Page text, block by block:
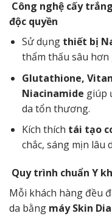
Công nghệ cấy
độc quyền
Sử dụng thiết bị
thẩm thấu sâu hơn
Glutathione,
Niacinamide giúp
da tổn thương.
Kích thích tái tạo
chắc, sáng mịn lâu
Quy trình chuẩn Y
Mỗi khách hàng đều
da bằng máy Skin